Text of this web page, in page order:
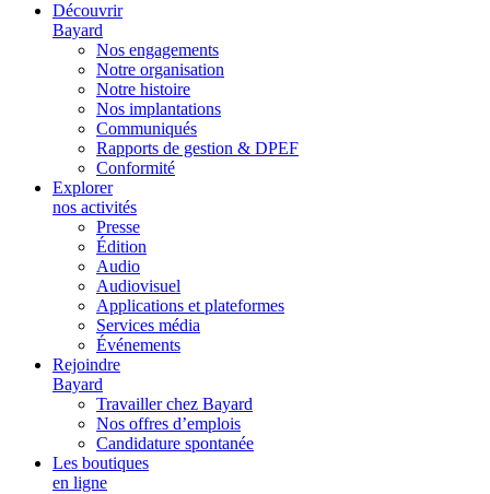
Découvrir
Bayard
Nos engagements
Notre organisation
Notre histoire
Nos implantations
Communiqués
Rapports de gestion & DPEF
Conformité
Explorer
nos activités
Presse
Édition
Audio
Audiovisuel
Applications et plateformes
Services média
Événements
Rejoindre
Bayard
Travailler chez Bayard
Nos offres d’emplois
Candidature spontanée
Les boutiques
en ligne